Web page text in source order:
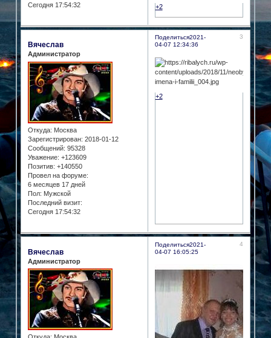
Сегодня 17:54:32
+2
Поделиться 3
2021-
04-07 12:34:36
Вячеслав
Администратор
Откуда: Москва
Зарегистрирован: 2018-01-12
Сообщений: 95328
Уважение: +123609
Позитив: +140550
Провел на форуме:
6 месяцев 17 дней
Пол: Мужской
Последний визит:
Сегодня 17:54:32
+2
Поделиться 4
2021-
04-07 16:05:25
Вячеслав
Администратор